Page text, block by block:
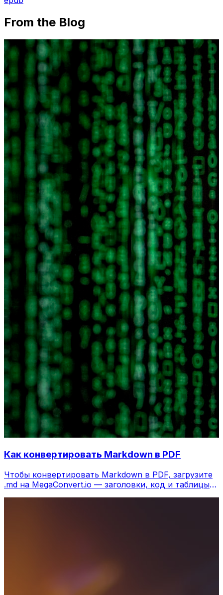
From the Blog
Как конвертировать Markdown в PDF
Чтобы конвертировать Markdown в PDF, загрузите
.md на MegaConvert.io — заголовки, код и таблицы